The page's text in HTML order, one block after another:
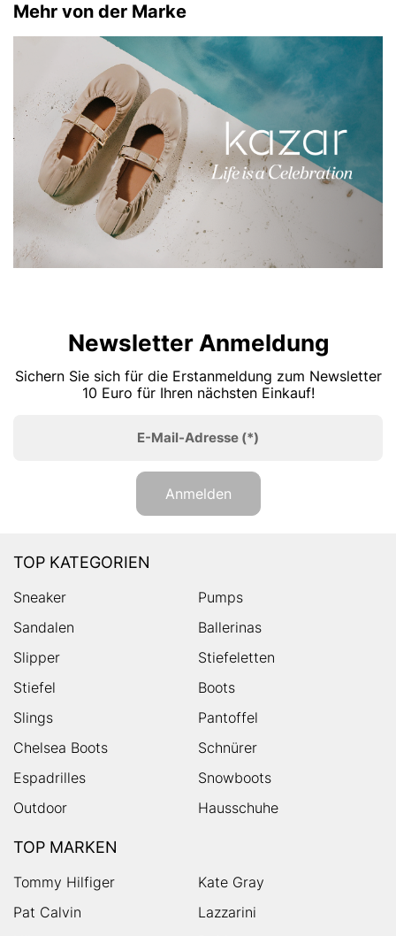
Mehr von der Marke
Newsletter Anmeldung
Sichern Sie sich für die Erstanmeldung zum Newsletter
10 Euro für Ihren nächsten Einkauf!
E-Mail-Adresse (*)
Anmelden
TOP KATEGORIEN
Sneaker
Pumps
Sandalen
Ballerinas
Slipper
Stiefeletten
Stiefel
Boots
Slings
Pantoffel
Chelsea Boots
Schnürer
Espadrilles
Snowboots
Outdoor
Hausschuhe
TOP MARKEN
Tommy Hilfiger
Kate Gray
Pat Calvin
Lazzarini